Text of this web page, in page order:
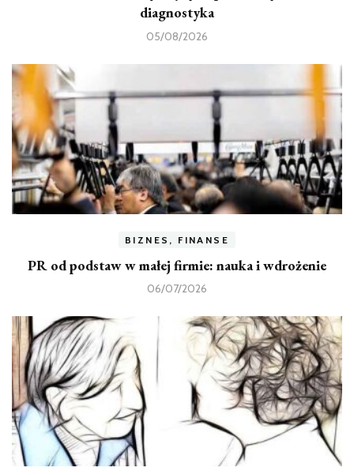
diagnostyka
05/08/2026
BIZNES, FINANSE
PR od podstaw w małej firmie: nauka i wdrożenie
06/07/2026